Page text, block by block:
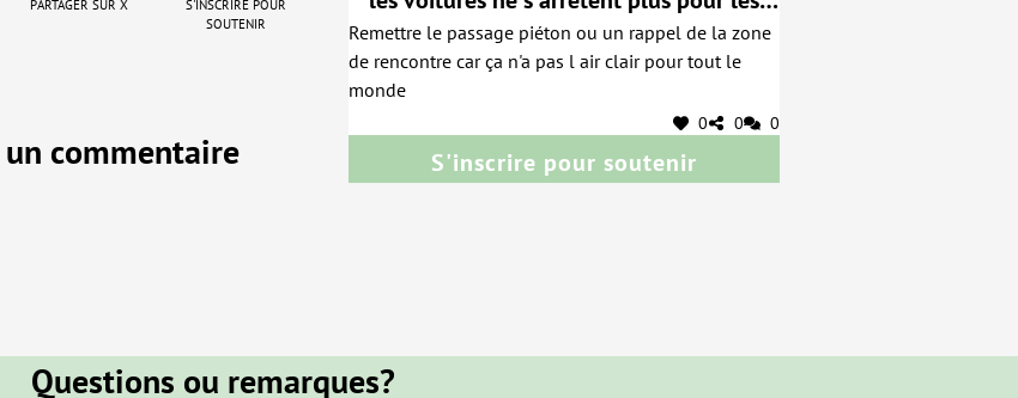
soutenir
commentaire
piétons et il est parfois difficile de
traverser.
Remettre le passage piéton ou un rappel de la zone
de rencontre car ça n'a pas l air clair pour tout le
monde
0 0 0
S'inscrire pour soutenir
Questions ou remarques?